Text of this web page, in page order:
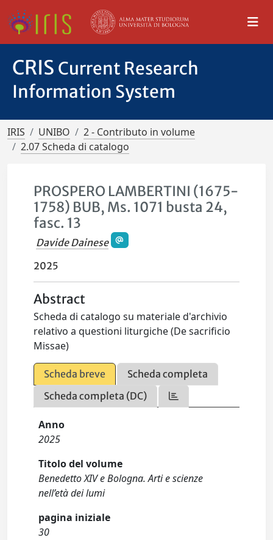
CRIS Current Research
Information System
IRIS UNIBO
2 - Contributo in volume
2.07 Scheda di catalogo
PROSPERO LAMBERTINI (1675-
1758) BUB, Ms. 1071 busta 24,
fasc. 13
Davide Dainese
2025
Abstract
Scheda di catalogo su materiale d'archivio
relativo a questioni liturgiche (De sacrificio
Missae)
Scheda breve
Scheda completa
Scheda completa (DC)
Anno
2025
Titolo del volume
Benedetto XIV e Bologna. Arti e scienze
nell’età dei lumi
pagina iniziale
30